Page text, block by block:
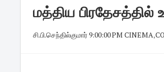
மத்திய
சி.பி.செந்தில்குமார்·9:00:00 PM ·CINEMA,